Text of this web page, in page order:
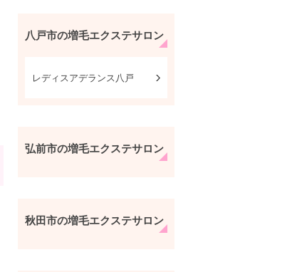
八戸市の増毛エクステサロン
レディスアデランス八戸
弘前市の増毛エクステサロン
秋田市の増毛エクステサロン